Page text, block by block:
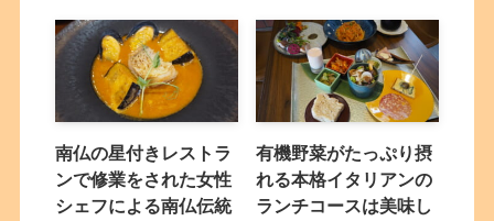
南仏の星付きレストラ
ンで修業をされた女性
シェフによる南仏伝統
有機野菜がたっぷり摂
れる本格イタリアンの
ランチコースは美味し